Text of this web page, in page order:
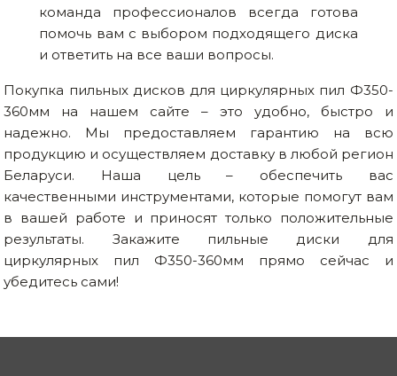
команда профессионалов всегда готова
помочь вам с выбором подходящего диска
и ответить на все ваши вопросы.
Покупка пильных дисков для циркулярных пил Ф350-
360мм на нашем сайте – это удобно, быстро и
надежно. Мы предоставляем гарантию на всю
продукцию и осуществляем доставку в любой регион
Беларуси. Наша цель – обеспечить вас
качественными инструментами, которые помогут вам
в вашей работе и приносят только положительные
результаты. Закажите пильные диски для
циркулярных пил Ф350-360мм прямо сейчас и
убедитесь сами!